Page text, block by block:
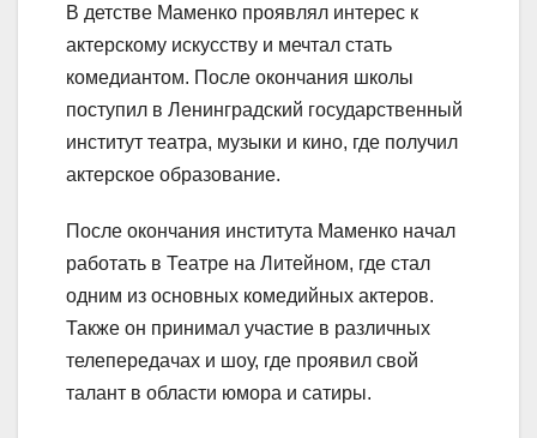
В детстве Маменко проявлял интерес к
актерскому искусству и мечтал стать
комедиантом. После окончания школы
поступил в Ленинградский государственный
институт театра, музыки и кино, где получил
актерское образование.
После окончания института Маменко начал
работать в Театре на Литейном, где стал
одним из основных комедийных актеров.
Также он принимал участие в различных
телепередачах и шоу, где проявил свой
талант в области юмора и сатиры.